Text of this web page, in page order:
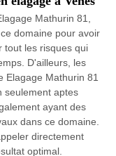
Mathurin 81,
domaine pour avoir
tout les risques qui
D'ailleurs, les
Elagage Mathurin 81
seulement aptes
ayant des
dans ce domaine.
directement
optimal.